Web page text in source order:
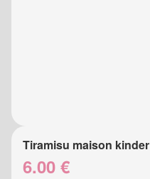
Tiramisu maison kinder
6.00 €